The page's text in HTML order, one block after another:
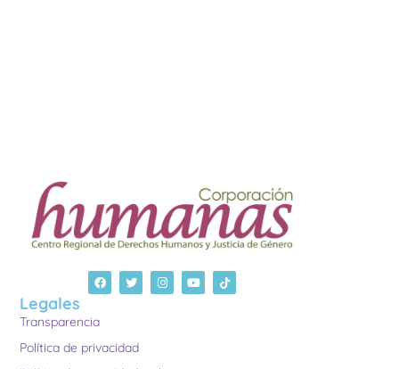
Legales
Transparencia
Política de privacidad